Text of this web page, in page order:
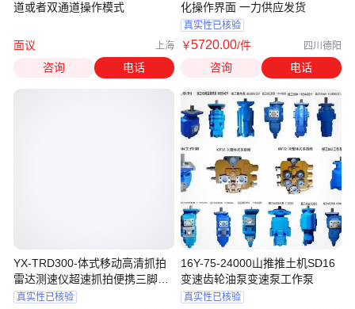
道或者双通道操作模式
面议 上海
咨询 电话
YX-TRD300-体式移动高清抓拍
雷达测速仪超速抓拍便携三脚架
可移动
真实性已核验
化操作界面 一力供应发货
真实性已核验
￥5720.00/件 四川德阳
咨询 电话
16Y-75-24000山推推土机SD16
变速齿轮油泵变速泵工作泵
真实性已核验